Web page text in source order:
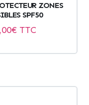
ZONES
SPF50
€ TTC